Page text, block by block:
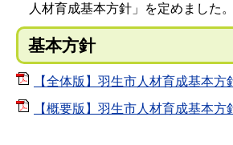
人材育成基本方針」を定めました。
基本方針
【全体版】羽生市人材育成基本方
【概要版】羽生市人材育成基本方